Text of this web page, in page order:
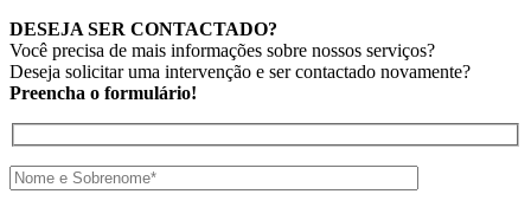
DESEJA SER CONTACTADO?
Você precisa de mais informações sobre nossos serviços?
Deseja solicitar uma intervenção e ser contactado novamente?
Preencha o formulário!